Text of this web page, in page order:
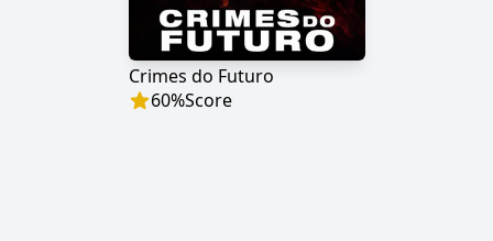
Crimes do Futuro
60%Score